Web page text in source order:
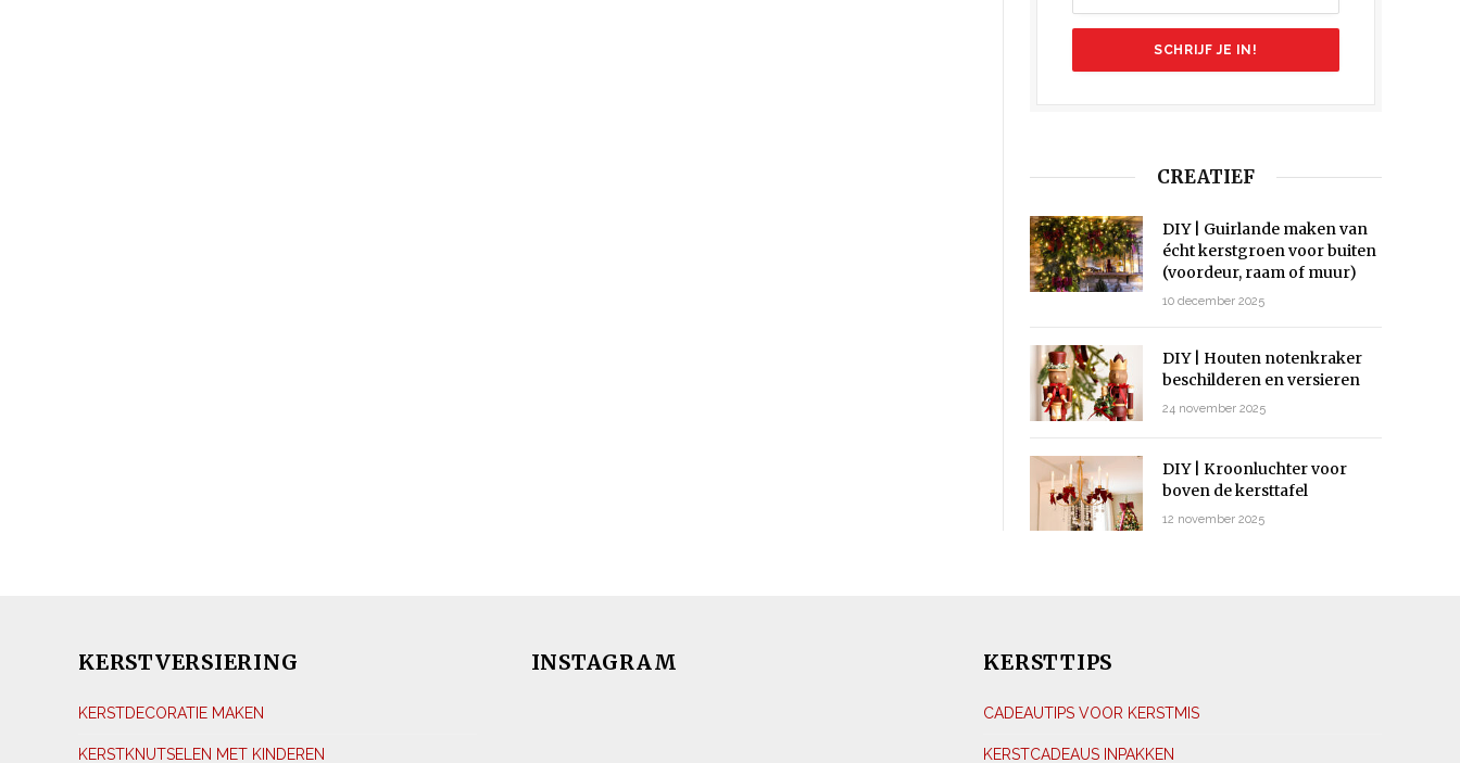
CREATIEF
DIY | Guirlande maken van
écht kerstgroen voor buiten
(voordeur, raam of muur)
10 december 2025
DIY | Houten notenkraker
beschilderen en versieren
24 november 2025
DIY | Kroonluchter voor
boven de kersttafel
12 november 2025
KERSTVERSIERING
KERSTDECORATIE MAKEN
KERSTKNUTSELEN MET KINDEREN
INSTAGRAM KERSTTIPS
CADEAUTIPS VOOR KERSTMIS
KERSTCADEAUS INPAKKEN